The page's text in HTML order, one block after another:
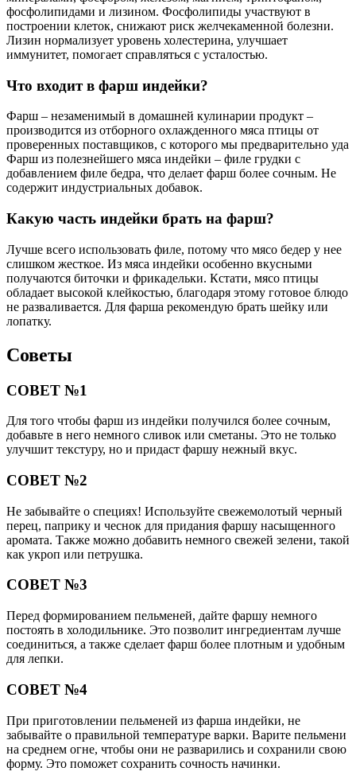
фосфолипидами и лизином. Фосфолипиды участвуют в
построении клеток, снижают риск желчекаменной болезни.
Лизин нормализует уровень холестерина, улучшает
иммунитет, помогает справляться с усталостью.
Что входит в фарш индейки?
Фарш – незаменимый в домашней кулинарии продукт –
производится из отборного охлажденного мяса птицы от
проверенных поставщиков, с которого мы предварительно уда
Фарш из полезнейшего мяса индейки – филе грудки с
добавлением филе бедра, что делает фарш более сочным. Не
содержит индустриальных добавок.
Какую часть индейки брать на фарш?
Лучше всего использовать филе, потому что мясо бедер у нее
слишком жесткое. Из мяса индейки особенно вкусными
получаются биточки и фрикадельки. Кстати, мясо птицы
обладает высокой клейкостью, благодаря этому готовое блюдо
не разваливается. Для фарша рекомендую брать шейку или
лопатку.
Советы
СОВЕТ №1
Для того чтобы фарш из индейки получился более сочным,
добавьте в него немного сливок или сметаны. Это не только
улучшит текстуру, но и придаст фаршу нежный вкус.
СОВЕТ №2
Не забывайте о специях! Используйте свежемолотый черный
перец, паприку и чеснок для придания фаршу насыщенного
аромата. Также можно добавить немного свежей зелени, такой
как укроп или петрушка.
СОВЕТ №3
Перед формированием пельменей, дайте фаршу немного
постоять в холодильнике. Это позволит ингредиентам лучше
соединиться, а также сделает фарш более плотным и удобным
для лепки.
СОВЕТ №4
При приготовлении пельменей из фарша индейки, не
забывайте о правильной температуре варки. Варите пельмени
на среднем огне, чтобы они не разварились и сохранили свою
форму. Это поможет сохранить сочность начинки.